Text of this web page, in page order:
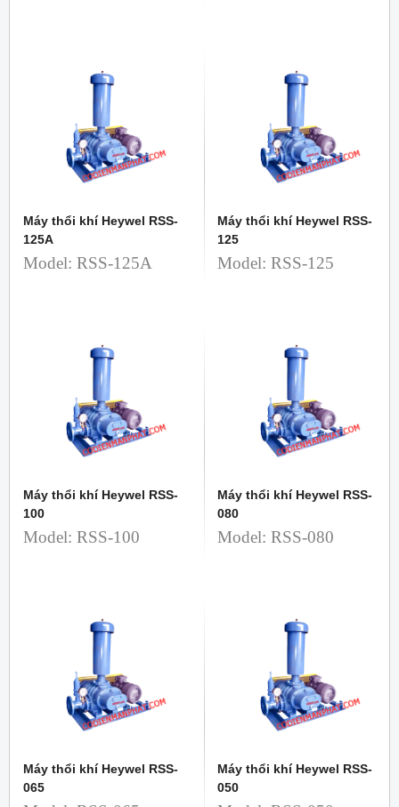
Máy thổi khí Heywel RSS-
125A
Model: RSS-125A
Máy thổi khí Heywel RSS-
125
Model: RSS-125
Máy thổi khí Heywel RSS-
100
Model: RSS-100
Máy thổi khí Heywel RSS-
080
Model: RSS-080
Máy thổi khí Heywel RSS-
065
Máy thổi khí Heywel RSS-
050